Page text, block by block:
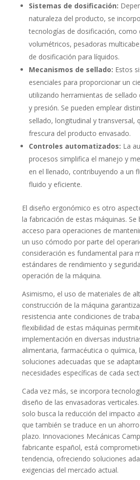
Sistemas de dosificación:
naturaleza del producto, se
tecnologías de dosificación, como
volumétricos, pesadoras
de dosificación para líquidos.
Mecanismos de sellado: Estos
esenciales para proporcionar un
utilizando herramientas de sellado
y presión. Se pueden emplear
sellado, longitudinal y transversal,
frescura del producto envasado.
Controles automatizados: La
procesos simplifica el manejo y
en el llenado, contribuyendo a un
fluido y eficiente.
El diseño ergonómico es otro
la fabricación de estas máquinas. Se
acceso para operaciones de
un uso cómodo por parte del
consideración es fundamental para
estándares de rendimiento y
operación de la máquina.
Asimismo, el uso de materiales de
construcción de la máquina
resistencia ante condiciones de
flexibilidad de estas máquinas
implementación en diversas
alimentaria, farmacéutica o química,
soluciones adecuadas que se
necesidades específicas de cada
Cada vez más, se incorpora
diseño de las envasadoras
solo busca la reducción del impacto
que también se traduce en un
plazo. Innovaciones Mecánicas
fabricante español, está
tendencia, ofreciendo soluciones
exigencias del mercado actual.